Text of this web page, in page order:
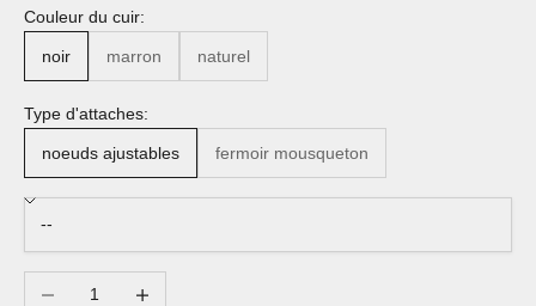
Couleur du cuir:
noir marron naturel
Type d'attaches:
noeuds ajustables fermoir mousqueton
Diminuer la quantité